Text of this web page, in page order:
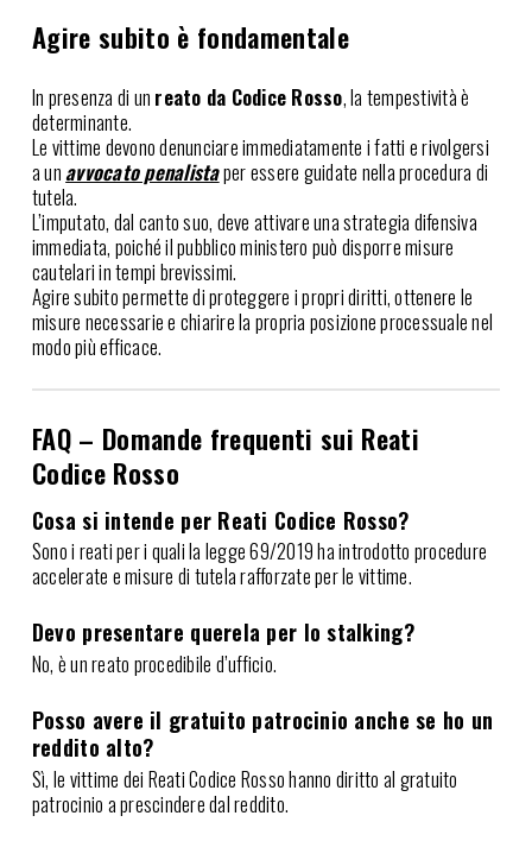
Agire subito è fondamentale
In presenza di un reato da Codice Rosso, la tempestività è
determinante.
Le vittime devono denunciare immediatamente i fatti e rivolgersi
a unavvocato penalistaper essere guidate nella procedura di
tutela.
L’imputato, dal canto suo, deve attivare una strategia difensiva
immediata, poiché il pubblico ministero può disporre misure
cautelari in tempi brevissimi.
Agire subito permette di proteggere i propri diritti, ottenere le
misure necessarie e chiarire la propria posizione processuale nel
modo più efficace.
FAQ – Domande frequenti sui Reati
Codice Rosso
Cosa si intende per Reati Codice Rosso?
Sono i reati per i quali la legge 69/2019 ha introdotto procedure
accelerate e misure di tutela rafforzate per le vittime.
Devo presentare querela per lo stalking?
No, è un reato procedibile d’ufficio.
Posso avere il gratuito patrocinio anche se ho un
reddito alto?
Sì, le vittime dei Reati Codice Rosso hanno diritto al gratuito
patrocinio a prescindere dal reddito.